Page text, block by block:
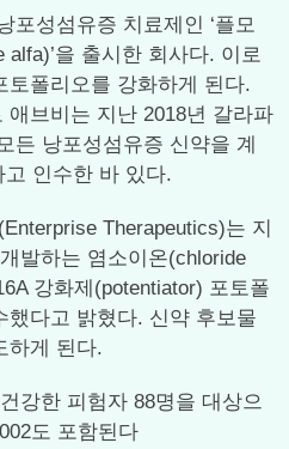
포성섬유증 치료제인 ‘플모
을 출시한 회사다. 이로
폴리오를 강화하게 된다.
브비는 지난 2018년 갈라파
든 낭포성섬유증 신약을 계
인수한 바 있다.
Therapeutics)는 지
발하는 염소이온(chloride
강화제(potentiator) 포토폴
했다고 밝혔다. 신약 후보물
하게 된다.
강한 피험자 88명을 대상으
도 포함된다